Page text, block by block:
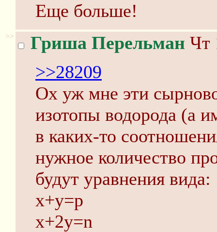
Еще больше!
>> Гриша Перельман Чт
>>28209
Ох уж мне эти
изотопы водорода (а
в каких-то
нужное количество
будут уравнения вида:
x+y=p
x+2y=n